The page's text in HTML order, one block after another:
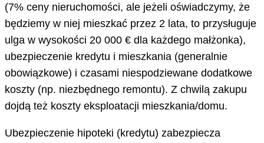
(7% ceny nieruchomości, ale jeżeli oświadczymy, że
będziemy w niej mieszkać przez 2 lata, to przysługuje
ulga w wysokości 20 000 € dla każdego małżonka),
ubezpieczenie kredytu i mieszkania (generalnie
obowiązkowe) i czasami niespodziewane dodatkowe
koszty (np. niezbędnego remontu). Z chwilą zakupu
dojdą też koszty eksploatacji mieszkania/domu.
Ubezpieczenie hipoteki (kredytu) zabezpiecza